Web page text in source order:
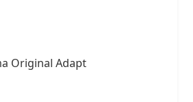
Original Adapt